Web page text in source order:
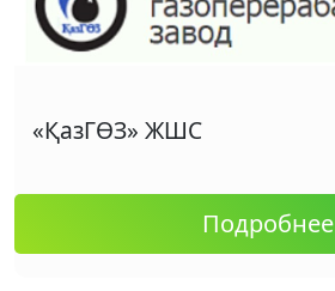
«ҚазГӨЗ» ЖШС
Подробнее